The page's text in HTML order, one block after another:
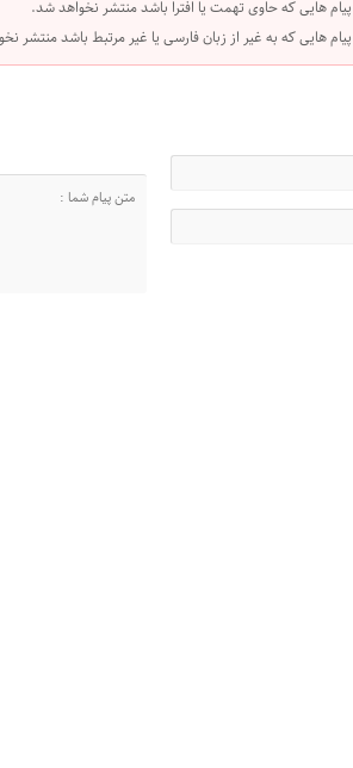
پیام هایی که حاوی تهمت یا افترا باشد منتشر نخواهد شد.
پیام هایی که به غیر از زبان فارسی یا غیر مرتبط باشد منتشر